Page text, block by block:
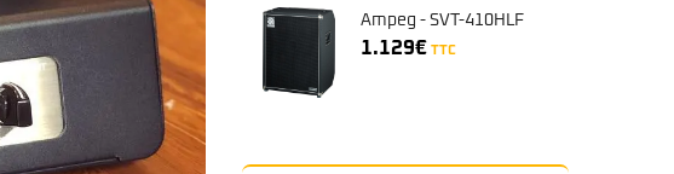
Ortega
Ampeg - SVT-410HLF
1.129€ TTC